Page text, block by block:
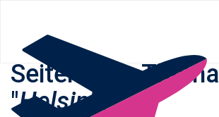
Seiten zum Thema
"Helsinki"